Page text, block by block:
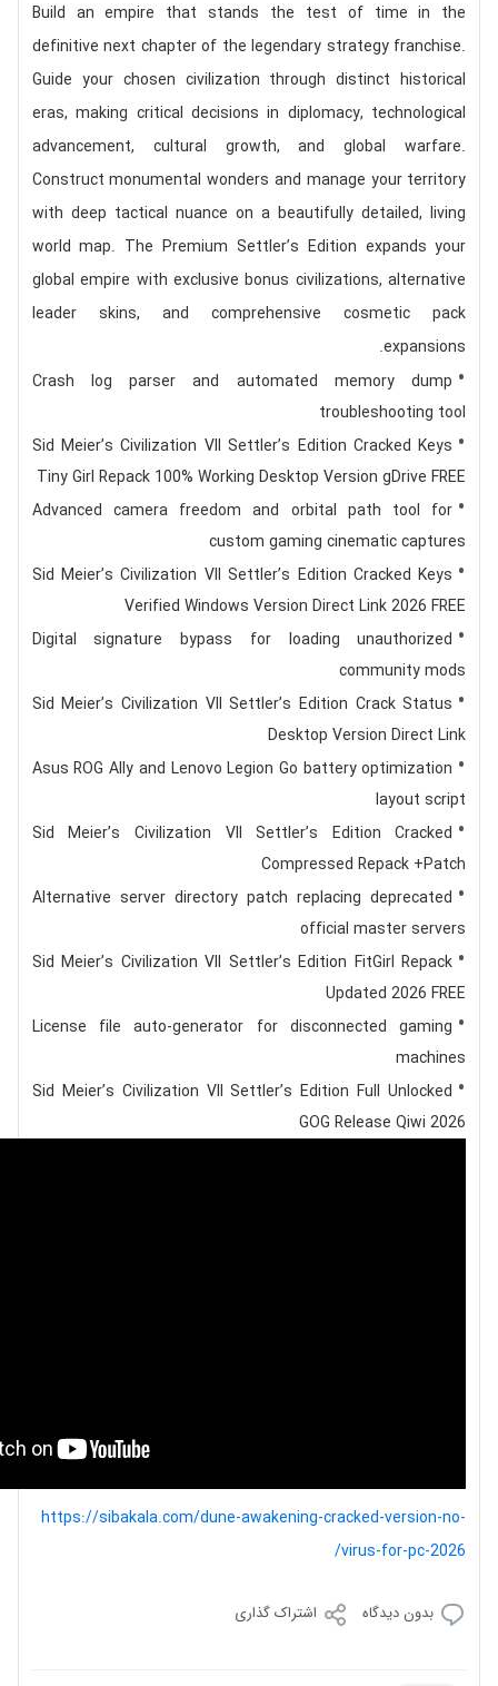
Build an empire that stands the test of time in the
definitive next chapter of the legendary strategy franchise.
Guide your chosen civilization through distinct historical
eras, making critical decisions in diplomacy, technological
advancement, cultural growth, and global warfare.
Construct monumental wonders and manage your territory
with deep tactical nuance on a beautifully detailed, living
world map. The Premium Settler’s Edition expands your
global empire with exclusive bonus civilizations, alternative
leader skins, and comprehensive cosmetic pack
expansions.
Crash log parser and automated memory dump
troubleshooting tool
Sid Meier’s Civilization VII Settler’s Edition Cracked Keys
Tiny Girl Repack 100% Working Desktop Version gDrive FREE
Advanced camera freedom and orbital path tool for
custom gaming cinematic captures
Sid Meier’s Civilization VII Settler’s Edition Cracked Keys
Verified Windows Version Direct Link 2026 FREE
Digital signature bypass for loading unauthorized
community mods
Sid Meier’s Civilization VII Settler’s Edition Crack Status
Desktop Version Direct Link
Asus ROG Ally and Lenovo Legion Go battery optimization
layout script
Sid Meier’s Civilization VII Settler’s Edition Cracked
Compressed Repack +Patch
Alternative server directory patch replacing deprecated
official master servers
Sid Meier’s Civilization VII Settler’s Edition FitGirl Repack
Updated 2026 FREE
License file auto-generator for disconnected gaming
machines
Sid Meier’s Civilization VII Settler’s Edition Full Unlocked
GOG Release Qiwi 2026
https://sibakala.com/dune-awakening-cracked-version-no-
virus-for-pc-2026/
بدون دیدگاه اشتراک گذاری